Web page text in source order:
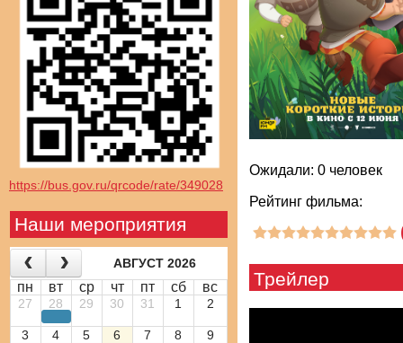
https://bus.gov.ru/qrcode/rate/349028
Наши мероприятия
АВГУСТ 2026
пн вт ср чт пт сб вс
27 28 29 30 31 1 2
3 4 5 6 7 8
9
Ожидали: 0 человек
Рейтинг фильма:
Трейлер